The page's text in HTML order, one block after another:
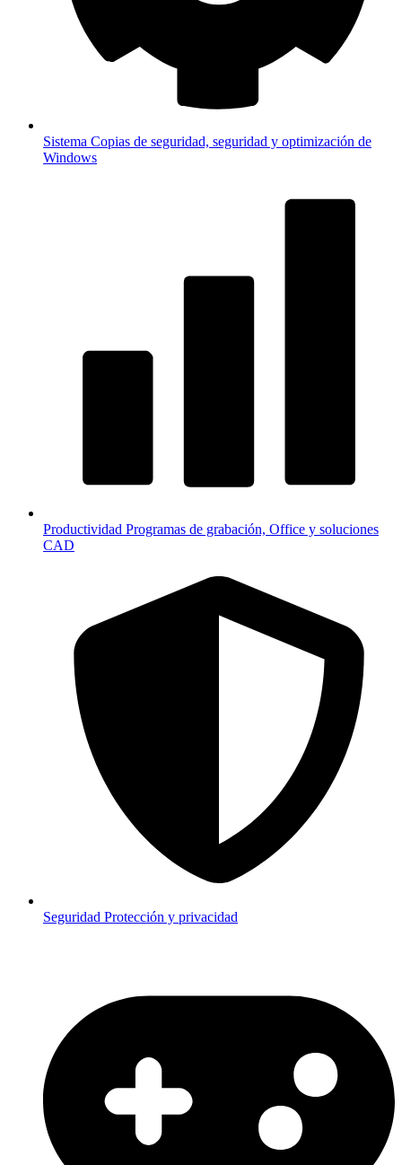
Sistema Copias de seguridad, seguridad y optimización de
Windows
Productividad Programas de grabación, Office y soluciones
CAD
Seguridad Protección y privacidad